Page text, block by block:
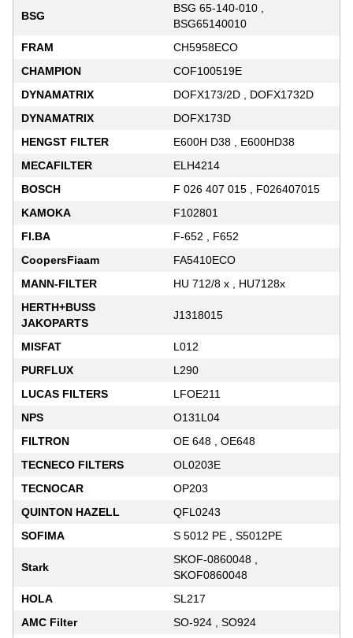
BSG
BSG 65-140-010 ,
BSG65140010
FRAM
CH5958ECO
CHAMPION
COF100519E
DYNAMATRIX
DOFX173/2D , DOFX1732D
DYNAMATRIX
DOFX173D
HENGST FILTER
E600H D38 , E600HD38
MECAFILTER
ELH4214
BOSCH
F 026 407 015 , F026407015
KAMOKA
F102801
FI.BA
F-652 , F652
CoopersFiaam
FA5410ECO
MANN-FILTER
HU 712/8 x , HU7128x
HERTH+BUSS
JAKOPARTS
J1318015
MISFAT
L012
PURFLUX
L290
LUCAS FILTERS
LFOE211
NPS
O131L04
FILTRON
OE 648 , OE648
TECNECO FILTERS
OL0203E
TECNOCAR
OP203
QUINTON HAZELL
QFL0243
SOFIMA
S 5012 PE , S5012PE
Stark
SKOF-0860048 ,
SKOF0860048
HOLA
SL217
AMC Filter
SO-924 , SO924